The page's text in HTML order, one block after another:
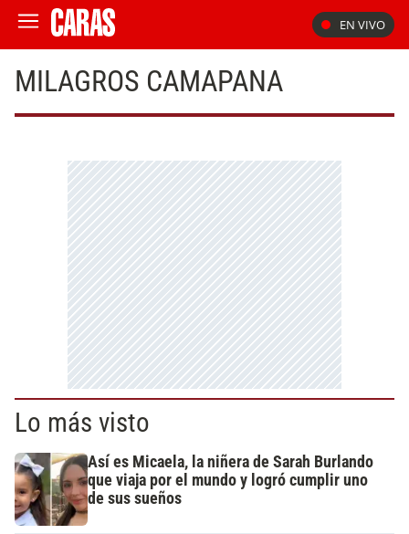
EN VIVO
MILAGROS CAMAPANA
Lo más visto
Así es Micaela, la niñera de Sarah Burlando
que viaja por el mundo y logró cumplir uno
de sus sueños